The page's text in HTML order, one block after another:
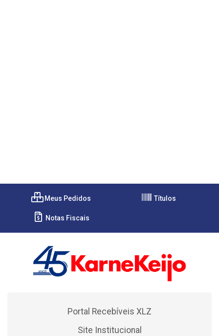
Meus Pedidos Títulos
Notas Fiscais
Portal Recebíveis XLZ
Site Institucional